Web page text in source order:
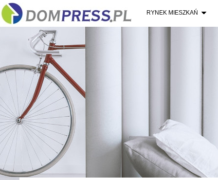
RYNEK MIESZKAŃ